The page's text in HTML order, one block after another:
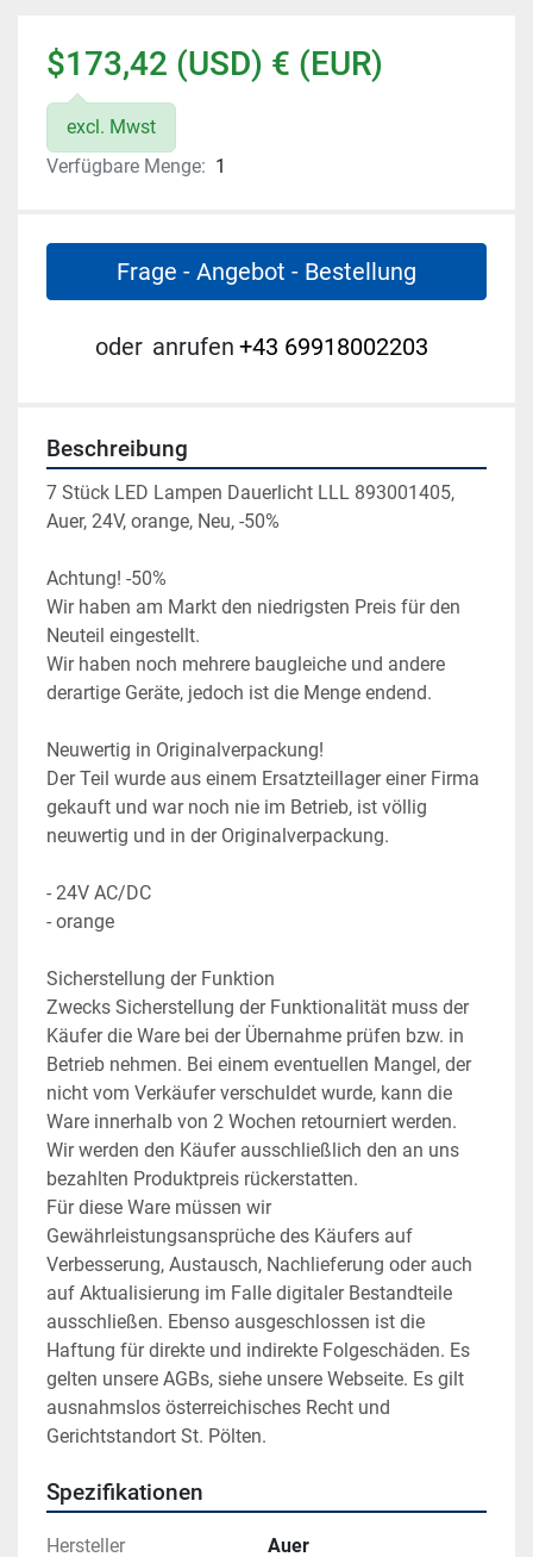
$173,42 (USD) € (EUR)
excl. Mwst
Verfügbare Menge: 1
Frage - Angebot - Bestellung
oder anrufen +43 69918002203
Beschreibung
7 Stück LED Lampen Dauerlicht LLL 893001405,
Auer, 24V, orange, Neu, -50%
Achtung! -50%
Wir haben am Markt den niedrigsten Preis für den
Neuteil eingestellt.
Wir haben noch mehrere baugleiche und andere
derartige Geräte, jedoch ist die Menge endend.
Neuwertig in Originalverpackung!
Der Teil wurde aus einem Ersatzteillager einer Firma
gekauft und war noch nie im Betrieb, ist völlig
neuwertig und in der Originalverpackung.
- 24V AC/DC
- orange
Sicherstellung der Funktion
Zwecks Sicherstellung der Funktionalität muss der
Käufer die Ware bei der Übernahme prüfen bzw. in
Betrieb nehmen. Bei einem eventuellen Mangel, der
nicht vom Verkäufer verschuldet wurde, kann die
Ware innerhalb von 2 Wochen retourniert werden.
Wir werden den Käufer ausschließlich den an uns
bezahlten Produktpreis rückerstatten.
Für diese Ware müssen wir
Gewährleistungsansprüche des Käufers auf
Verbesserung, Austausch, Nachlieferung oder auch
auf Aktualisierung im Falle digitaler Bestandteile
ausschließen. Ebenso ausgeschlossen ist die
Haftung für direkte und indirekte Folgeschäden. Es
gelten unsere AGBs, siehe unsere Webseite. Es gilt
ausnahmslos österreichisches Recht und
Gerichtstandort St. Pölten.
Spezifikationen
Hersteller Auer